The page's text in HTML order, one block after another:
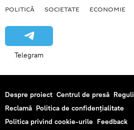
POLITICĂ SOCIETATE ECONOMIE
Telegram
Despre proiect Centrul de presă Reguli
Reclamă Politica de confidențialitate
Politica privind cookie-urile Feedback